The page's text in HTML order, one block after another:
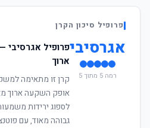
פרופיל סיכון הקרן
אגרסיבי
רמה 5 מתוך 5
פרופיל אגרסיבי
ארוך
קרן זו מתאימה
לספוג ירידות
גבוהה מאוד, עם